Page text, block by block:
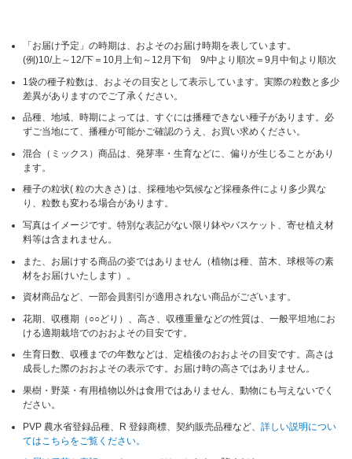
「お届け予定」の時期は、およそのお届け時期を表しています。
(例)10/上～12/下＝10月上旬～12月下旬 9/中より順次＝9月中旬より順次
1袋の種子粒数は、およその目安として表示しています。実際の粒数と多少
差異がありますのでご了承ください。
品種、地域、時期によっては、すぐには播種できない種子があります。必
ずご当地にて、播種が可能かご確認のうえ、お買い求めください。
混合（ミックス）商品は、発芽率・生育などに、偏りが生じることがあり
ます。
種子の粒状( 粒の大きさ) は、採種地や気候など採種条件により多少異な
り、粒数も変わる場合があります。
写真はイメージです。特別な表記がない限り鉢やバスケット、寄せ植え材
料等は含まれません。
また、お届けする商品の姿ではありません（植物は種、苗木、球根等の素
材をお届けいたします）。
資材商品など、一部会員割引が適用されない商品がございます。
花期、収穫期（○○どり）、高さ、収穫重量などの性質は、一般平坦地にお
ける適期栽培でのおおよその目安です。
生育日数、収穫までの年数などは、定植後のおおよその目安です。高さは
成長した際のおおよその表示です。お届け時の高さではありません。
果樹・野菜・有用植物以外は食用ではありません、動物にも与えないでく
ださい。
PVP 農水省登録品種、R 登録商標、契約販売品種など、詳しい説明につい
てはこちらをご覧ください。